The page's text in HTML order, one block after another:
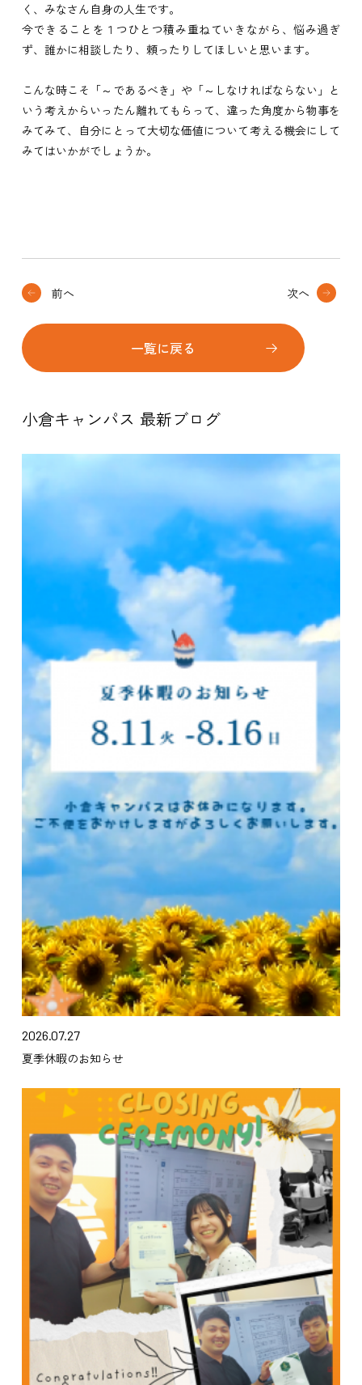
く、みなさん自身の人生です。
今できることを１つひとつ積み重ねていきながら、悩み過ぎ
ず、誰かに相談したり、頼ったりしてほしいと思います。
こんな時こそ「～であるべき」や「～しなければならない」と
いう考えからいったん離れてもらって、違った角度から物事を
みてみて、自分にとって大切な価値について考える機会にして
みてはいかがでしょうか。
前へ
一覧に戻る
次へ
小倉キャンパス 最新ブログ
2026.07.27
夏季休暇のお知らせ